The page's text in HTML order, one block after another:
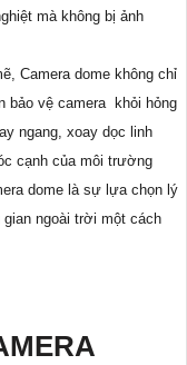
mà không bị ảnh
Camera dome không chỉ
bảo vệ camera khỏi hỏng
ngang, xoay dọc linh
cạnh của môi trường
dome là sự lựa chọn lý
ngoài trời một cách